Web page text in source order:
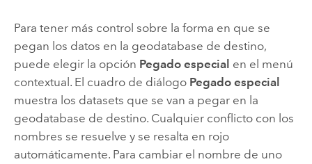
Para tener más control sobre la forma en que se
pegan los datos en la geodatabase de destino,
puede elegir la opción Pegado especial en el menú
contextual. El cuadro de diálogo Pegado especial
muestra los datasets que se van a pegar en la
geodatabase de destino. Cualquier conflicto con los
nombres se resuelve y se resalta en rojo
automáticamente. Para cambiar el nombre de uno